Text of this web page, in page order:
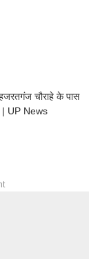
चौराहे के पास
| UP News